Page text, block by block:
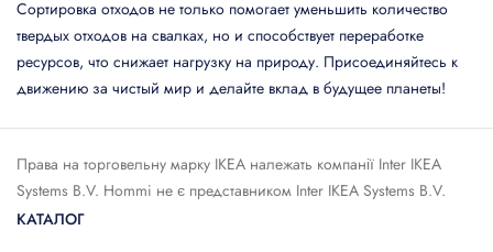
Сортировка отходов не только помогает уменьшить количество
твердых отходов на свалках, но и способствует переработке
ресурсов, что снижает нагрузку на природу. Присоединяйтесь к
движению за чистый мир и делайте вклад в будущее планеты!
Права на торговельну марку IКЕА належать компанії Inter IKEA
Systems B.V. Hommi не є представником Inter IKEA Systems B.V.
КАТАЛОГ